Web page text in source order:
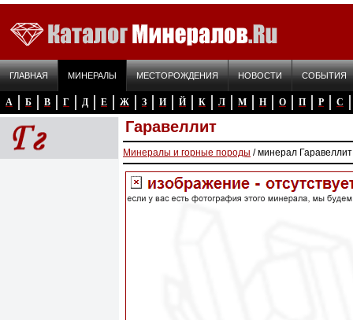
ГЛАВНАЯ МИНЕРАЛЫ МЕСТОРОЖДЕНИЯ НОВОСТИ СОБЫТИЯ
А Б В Г Д Е Ж З И Й К Л М Н О П Р С
Гаравеллит
Минералы и горные породы / минерал Гаравеллит